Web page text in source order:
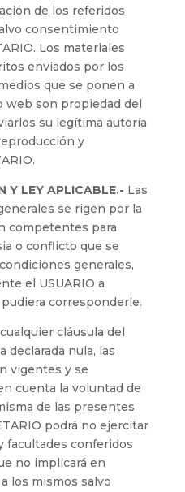
de los referidos
consentimiento
Los materiales
enviados por los
que se ponen a
web son propiedad del
su legítima autoría
y
Y LEY APLICABLE.- Las
se rigen por la
competentes para
o conflicto que se
generales,
el USUARIO a
corresponderle.
cláusula del
declarada nula, las
vigentes y se
cuenta la voluntad de
de las presentes
podrá no ejercitar
facultades conferidos
no implicará en
los mismos salvo